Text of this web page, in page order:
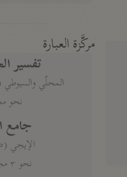
مركَّزة العبارة
تفسير
المحلّي والسيوطي (٨٦٤، ٩١١
نحو
جامع
الإيجي (٩٠٥ هـ)
نحو ٣ مجلدات